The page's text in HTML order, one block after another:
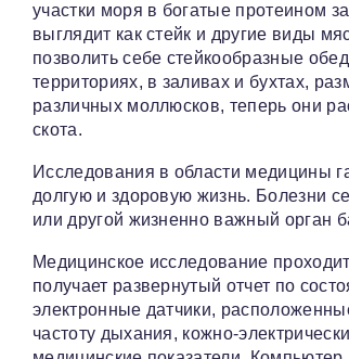
участки моря в богатые протеином
выглядит как стейк и другие виды
позволить себе стейкообразные
территориях, в заливах и бухтах,
различных моллюсков, теперь они
скота.
Исследования в области медицины
долгую и здоровую жизнь. Болезни
или другой жизненно важный орган
Медицинское исследование
получает развернутый отчет по
электронные датчики,
частоту дыхания, кожно-